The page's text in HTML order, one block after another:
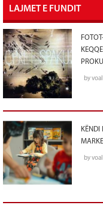
LAJMET E FUNDIT
by
KËNDI
by